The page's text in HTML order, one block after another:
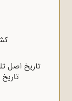
نمره
تاریخ کشف: 6